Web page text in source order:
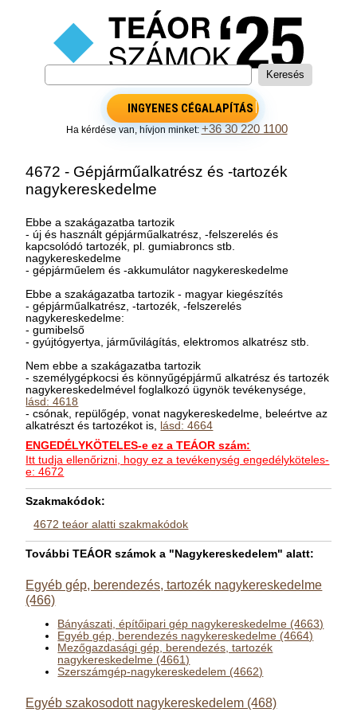
INGYENES CÉGALAPÍTÁS
Ha kérdése van, hívjon minket:+36 30 220 1100
4672 - Gépjárműalkatrész és -tartozék
nagykereskedelme
Ebbe a szakágazatba tartozik
- új és használt gépjárműalkatrész, -felszerelés és
kapcsolódó tartozék, pl. gumiabroncs stb.
nagykereskedelme
- gépjárműelem és -akkumulátor nagykereskedelme
Ebbe a szakágazatba tartozik - magyar kiegészítés
- gépjárműalkatrész, -tartozék, -felszerelés
nagykereskedelme:
- gumibelső
- gyújtógyertya, járművilágítás, elektromos alkatrész stb.
Nem ebbe a szakágazatba tartozik
- személygépkocsi és könnyűgépjármű alkatrész és tartozék
nagykereskedelmével foglalkozó ügynök tevékenysége,
lásd: 4618
- csónak, repülőgép, vonat nagykereskedelme, beleértve az
alkatrészt és tartozékot is, lásd: 4664
ENGEDÉLYKÖTELES-e ez a TEÁOR szám:
Itt tudja ellenőrizni, hogy ez a tevékenység engedélyköteles-
e: 4672
Szakmakódok:
4672 teáor alatti szakmakódok
További TEÁOR számok a "Nagykereskedelem" alatt:
Egyéb gép, berendezés, tartozék nagykereskedelme
(466)
Bányászati, építőipari gép nagykereskedelme (4663)
Egyéb gép, berendezés nagykereskedelme (4664)
Mezőgazdasági gép, berendezés, tartozék
nagykereskedelme (4661)
Szerszámgép-nagykereskedelem (4662)
Egyéb szakosodott nagykereskedelem (468)